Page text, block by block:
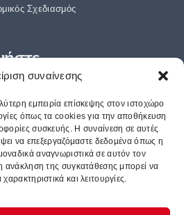
συναίνεσης
εμπειρία επίσκεψης στον ιστοχώρο
όπως τα cookies για την αποθήκευση
συσκευής. Η συναίνεση σε αυτές
να επεξεργαζόμαστε δεδομένα όπως η
αναγνωριστικά σε αυτόν τον
ανάκληση της συγκατάθεσης μπορεί να
και λειτουργίες.
Σχεδιασμός